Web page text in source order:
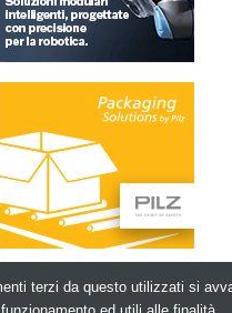
terzi da questo utilizzati si